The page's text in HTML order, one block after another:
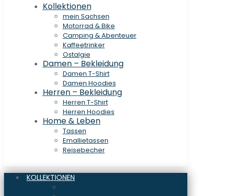
Kollektionen
mein Sachsen
Motorrad & Bike
Camping & Abenteuer
Kaffeetrinker
Ostalgie
Damen – Bekleidung
Damen T-Shirt
Damen Hoodies
Herren – Bekleidung
Herren T-Shirt
Herren Hoodies
Home & Leben
Tassen
Emallietassen
Reisebecher
KOLLEKTIONEN